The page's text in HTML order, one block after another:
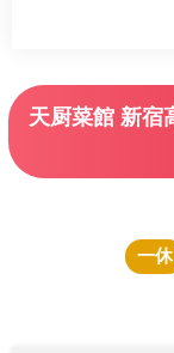
います。 ■ご家
■ ■夜景個室（要
まで 個室料3000
室） 夜景個室は
日・記念日や結
天厨菜館 新宿
一休